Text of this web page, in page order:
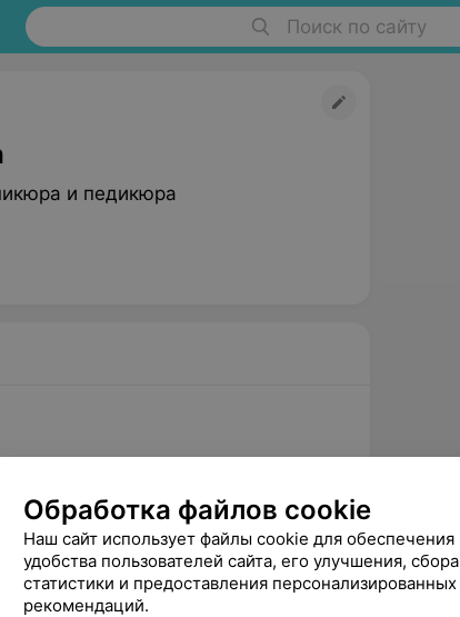
Поиск по сайту
и педикюра
пока
отзывов
Обработка файлов cookie
Наш сайт использует файлы cookie для обеспечения
удобства пользователей сайта, его улучшения, сбора
статистики и предоставления персонализированных
рекомендаций.